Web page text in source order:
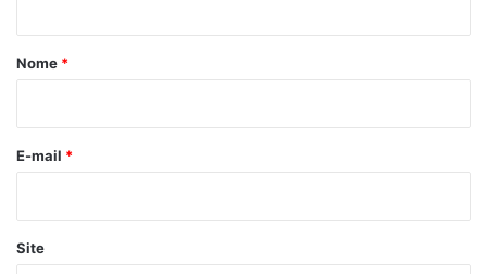
r
*
Nome *
E-mail *
Site